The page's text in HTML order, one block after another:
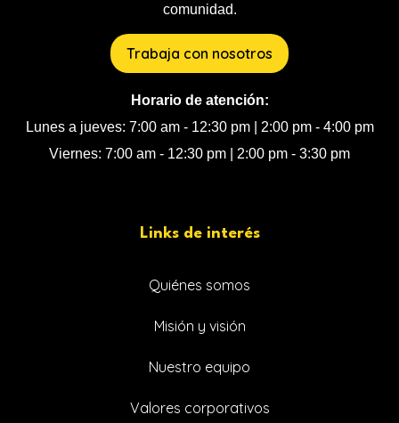
comunidad.
Trabaja con nosotros
Horario de atención:
Lunes a jueves: 7:00 am - 12:30 pm | 2:00 pm - 4:00 pm
Viernes: 7:00 am - 12:30 pm | 2:00 pm - 3:30 pm
Links de interés
Quiénes somos
Misión y visión
Nuestro equipo
Valores corporativos